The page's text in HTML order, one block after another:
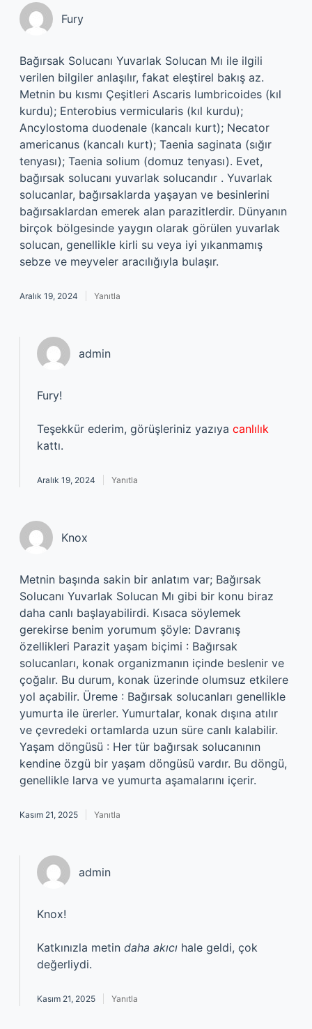
Fury
Bağırsak Solucanı Yuvarlak Solucan Mı ile ilgili
verilen bilgiler anlaşılır, fakat eleştirel bakış az.
Metnin bu kısmı Çeşitleri Ascaris lumbricoides (kıl
kurdu); Enterobius vermicularis (kıl kurdu);
Ancylostoma duodenale (kancalı kurt); Necator
americanus (kancalı kurt); Taenia saginata (sığır
tenyası); Taenia solium (domuz tenyası). Evet,
bağırsak solucanı yuvarlak solucandır . Yuvarlak
solucanlar, bağırsaklarda yaşayan ve besinlerini
bağırsaklardan emerek alan parazitlerdir. Dünyanın
birçok bölgesinde yaygın olarak görülen yuvarlak
solucan, genellikle kirli su veya iyi yıkanmamış
sebze ve meyveler aracılığıyla bulaşır.
Aralık 19, 2024 Yanıtla
admin
Fury!
Teşekkür ederim, görüşleriniz yazıya canlılık
kattı.
Aralık 19, 2024 Yanıtla
Knox
Metnin başında sakin bir anlatım var; Bağırsak
Solucanı Yuvarlak Solucan Mı gibi bir konu biraz
daha canlı başlayabilirdi. Kısaca söylemek
gerekirse benim yorumum şöyle: Davranış
özellikleri Parazit yaşam biçimi : Bağırsak
solucanları, konak organizmanın içinde beslenir ve
çoğalır. Bu durum, konak üzerinde olumsuz etkilere
yol açabilir. Üreme : Bağırsak solucanları genellikle
yumurta ile ürerler. Yumurtalar, konak dışına atılır
ve çevredeki ortamlarda uzun süre canlı kalabilir.
Yaşam döngüsü : Her tür bağırsak solucanının
kendine özgü bir yaşam döngüsü vardır. Bu döngü,
genellikle larva ve yumurta aşamalarını içerir.
Kasım 21, 2025 Yanıtla
admin
Knox!
Katkınızla metin daha akıcı hale geldi, çok
değerliydi.
Kasım 21, 2025 Yanıtla